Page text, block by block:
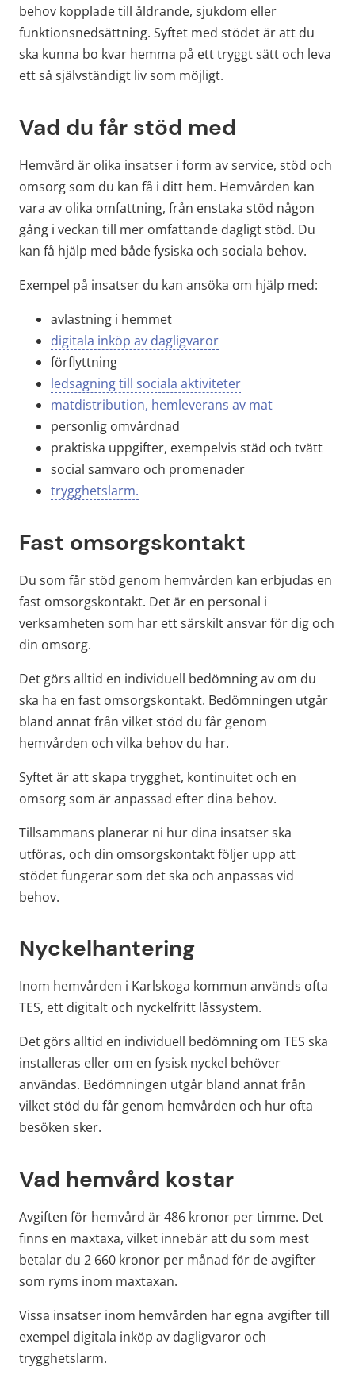
behov kopplade till åldrande, sjukdom eller
funktionsnedsättning. Syftet med stödet är att du
ska kunna bo kvar hemma på ett tryggt sätt och leva
ett så självständigt liv som möjligt.
Vad du får stöd med
Hemvård är olika insatser i form av service, stöd och
omsorg som du kan få i ditt hem. Hemvården kan
vara av olika omfattning, från enstaka stöd någon
gång i veckan till mer omfattande dagligt stöd. Du
kan få hjälp med både fysiska och sociala behov.
Exempel på insatser du kan ansöka om hjälp med:
avlastning i hemmet
digitala inköp av dagligvaror
förflyttning
ledsagning till sociala aktiviteter
matdistribution, hemleverans av mat
personlig omvårdnad
praktiska uppgifter, exempelvis städ och tvätt
social samvaro och promenader
trygghetslarm.
Fast omsorgskontakt
Du som får stöd genom hemvården kan erbjudas en
fast omsorgskontakt. Det är en personal i
verksamheten som har ett särskilt ansvar för dig och
din omsorg.
Det görs alltid en individuell bedömning av om du
ska ha en fast omsorgskontakt. Bedömningen utgår
bland annat från vilket stöd du får genom
hemvården och vilka behov du har.
Syftet är att skapa trygghet, kontinuitet och en
omsorg som är anpassad efter dina behov.
Tillsammans planerar ni hur dina insatser ska
utföras, och din omsorgskontakt följer upp att
stödet fungerar som det ska och anpassas vid
behov.
Nyckelhantering
Inom hemvården i Karlskoga kommun används ofta
TES, ett digitalt och nyckelfritt låssystem.
Det görs alltid en individuell bedömning om TES ska
installeras eller om en fysisk nyckel behöver
användas. Bedömningen utgår bland annat från
vilket stöd du får genom hemvården och hur ofta
besöken sker.
Vad hemvård kostar
Avgiften för hemvård är 486 kronor per timme. Det
finns en maxtaxa, vilket innebär att du som mest
betalar du 2 660 kronor per månad för de avgifter
som ryms inom maxtaxan.
Vissa insatser inom hemvården har egna avgifter till
exempel digitala inköp av dagligvaror och
trygghetslarm.